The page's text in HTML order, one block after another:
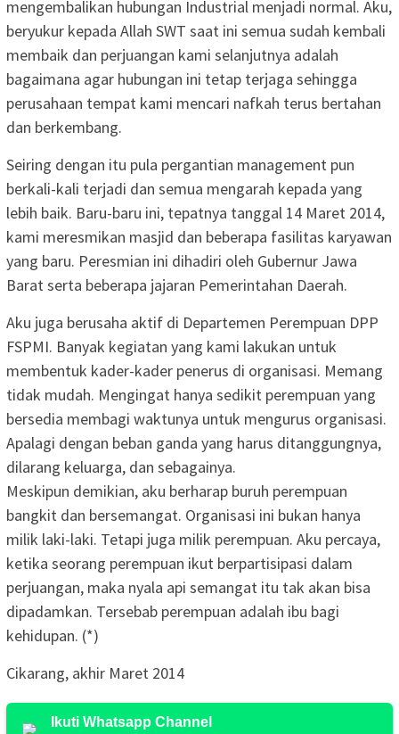
mengembalikan hubungan Industrial menjadi normal. Aku,
beryukur kepada Allah SWT saat ini semua sudah kembali
membaik dan perjuangan kami selanjutnya adalah
bagaimana agar hubungan ini tetap terjaga sehingga
perusahaan tempat kami mencari nafkah terus bertahan
dan berkembang.
Seiring dengan itu pula pergantian management pun
berkali-kali terjadi dan semua mengarah kepada yang
lebih baik. Baru-baru ini, tepatnya tanggal 14 Maret 2014,
kami meresmikan masjid dan beberapa fasilitas karyawan
yang baru. Peresmian ini dihadiri oleh Gubernur Jawa
Barat serta beberapa jajaran Pemerintahan Daerah.
Aku juga berusaha aktif di Departemen Perempuan DPP
FSPMI. Banyak kegiatan yang kami lakukan untuk
membentuk kader-kader penerus di organisasi. Memang
tidak mudah. Mengingat hanya sedikit perempuan yang
bersedia membagi waktunya untuk mengurus organisasi.
Apalagi dengan beban ganda yang harus ditanggungnya,
dilarang keluarga, dan sebagainya.
Meskipun demikian, aku berharap buruh perempuan
bangkit dan bersemangat. Organisasi ini bukan hanya
milik laki-laki. Tetapi juga milik perempuan. Aku percaya,
ketika seorang perempuan ikut berpartisipasi dalam
perjuangan, maka nyala api semangat itu tak akan bisa
dipadamkan. Tersebab perempuan adalah ibu bagi
kehidupan. (*)
Cikarang, akhir Maret 2014
Ikuti Whatsapp Channel